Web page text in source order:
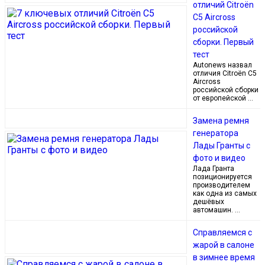
отличий Citroёn
C5 Aircross
российской
сборки. Первый
тест
Autonews назвал
отличия Citroёn C5
Aircross
российской сборки
от европейской …
Замена ремня
генератора
Лады Гранты с
фото и видео
Лада Гранта
позиционируется
производителем
как одна из самых
дешёвых
автомашин. …
Справляемся с
жарой в салоне
в зимнее время